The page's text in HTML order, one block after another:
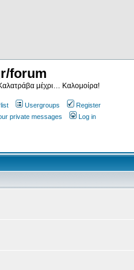
forum
μέχρι… Καλομοίρα!
Usergroups
Register
private messages Log in